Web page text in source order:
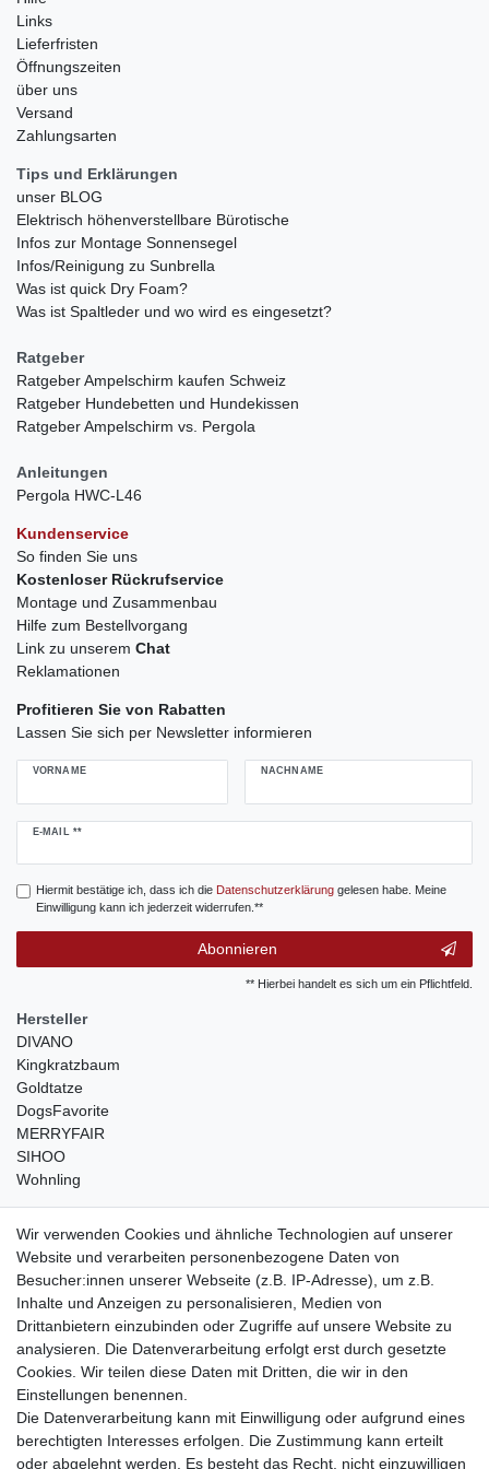
Links
Lieferfristen
Öffnungszeiten
über uns
Versand
Zahlungsarten
Tips und Erklärungen
unser BLOG
Elektrisch höhenverstellbare Bürotische
Infos zur Montage Sonnensegel
Infos/Reinigung zu Sunbrella
Was ist quick Dry Foam?
Was ist Spaltleder und wo wird es eingesetzt?
Ratgeber
Ratgeber Ampelschirm kaufen Schweiz
Ratgeber Hundebetten und Hundekissen
Ratgeber Ampelschirm vs. Pergola
Anleitungen
Pergola HWC-L46
Kundenservice
So finden Sie uns
Kostenloser Rückrufservice
Montage und Zusammenbau
Hilfe zum Bestellvorgang
Link zu unserem Chat
Reklamationen
Profitieren Sie von Rabatten
Lassen Sie sich per Newsletter informieren
VORNAME NACHNAME
E-MAIL **
Newsletter
Hiermit bestätige ich, dass ich die Daten­schutz­erklärunggelesen habe. Meine
Einwilligung kann ich jederzeit widerrufen.**
Abonnieren
** Hierbei handelt es sich um ein Pflichtfeld.
Hersteller
DIVANO
Kingkratzbaum
Goldtatze
DogsFavorite
MERRYFAIR
SIHOO
Wohnling
weitere Shops
traumlampen- Lampen und Kronleuchter
kinderwagencenter- Exklusive und günstige Kinderwagen
gastrogeraete24- alles für Gastronomie und Imbiss
soziale Medien
Facebook
sicher einkaufen
Wir verwenden Cookies und ähnliche Technologien auf unserer
Website und verarbeiten personenbezogene Daten von
Besucher:innen unserer Webseite (z.B. IP-Adresse), um z.B.
Inhalte und Anzeigen zu personalisieren, Medien von
Drittanbietern einzubinden oder Zugriffe auf unsere Website zu
analysieren. Die Datenverarbeitung erfolgt erst durch gesetzte
Cookies. Wir teilen diese Daten mit Dritten, die wir in den
Einstellungen benennen.
Die Datenverarbeitung kann mit Einwilligung oder aufgrund eines
berechtigten Interesses erfolgen. Die Zustimmung kann erteilt
oder abgelehnt werden. Es besteht das Recht, nicht einzuwilligen